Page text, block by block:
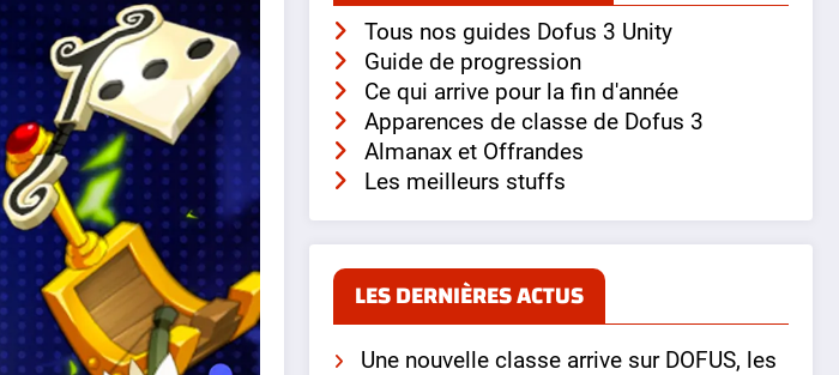
Tous nos guides Dofus 3 Unity
Guide de progression
Ce qui arrive pour la fin d'année
Apparences de classe de Dofus 3
Almanax et Offrandes
Les meilleurs stuffs
LES DERNIÈRES ACTUS
Une nouvelle classe arrive sur DOFUS, les